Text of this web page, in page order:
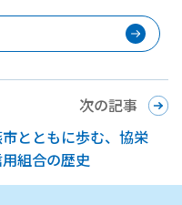
次の記事
とともに歩む、協栄
組合の歴史